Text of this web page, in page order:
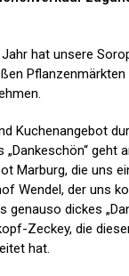
hat unsere
Kuchenangebot
geht
Marburg, die uns
Wendel, der uns
genauso dickes
Zeckey, die
hat.